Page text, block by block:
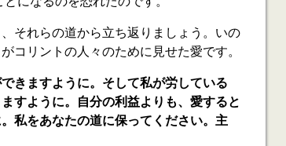
それらの道から立ち返りましょう。いの
コリントの人々のために見せた愛です。
きますように。そして私が労している
すように。自分の利益よりも、愛すると
私をあなたの道に保ってください。主